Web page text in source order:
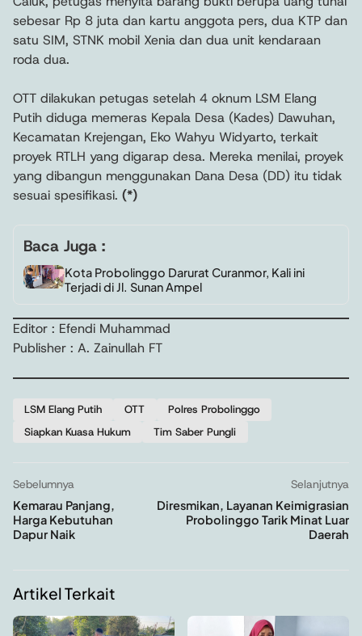
sebesar Rp 8 juta dan kartu anggota pers, dua KTP dan
satu SIM, STNK mobil Xenia dan dua unit kendaraan
roda dua.
OTT dilakukan petugas setelah 4 oknum LSM Elang
Putih diduga memeras Kepala Desa (Kades) Dawuhan,
Kecamatan Krejengan, Eko Wahyu Widyarto, terkait
proyek RTLH yang digarap desa. Mereka menilai, proyek
yang dibangun menggunakan Dana Desa (DD) itu tidak
sesuai spesifikasi. (*)
Baca Juga :
Kota Probolinggo Darurat Curanmor, Kali ini
Terjadi di Jl. Sunan Ampel
Editor : Efendi Muhammad
Publisher : A. Zainullah FT
LSM Elang Putih OTT
Polres Probolinggo
Siapkan Kuasa Hukum
Tim Saber Pungli
Sebelumnya
Kemarau Panjang,
Harga Kebutuhan
Dapur Naik
Selanjutnya
Diresmikan, Layanan Keimigrasian
Probolinggo Tarik Minat Luar
Daerah
Artikel Terkait